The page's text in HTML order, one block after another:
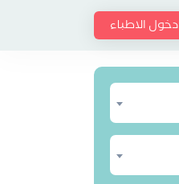
دخول الاطباء